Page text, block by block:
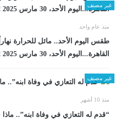
غير مصنف
منذ عام واحد
طقس اليوم الأحد.. مائل للحرارة
القاهرة...اليوم الأحد، 30 مارس 2025 08:22 صـ منذ 55 دقيقة
غير مصنف
منذ 10 أشهر
“قدم له التعازي في وفاة ابنه”..